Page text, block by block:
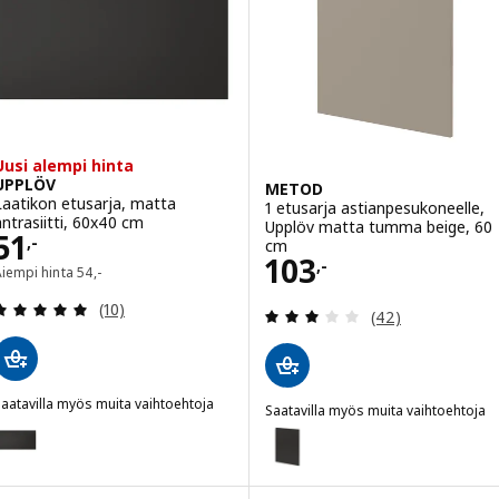
alempi hinta
etusarja, matta
60x40 cm
,- 51,-
hinta 54,-
Aiempi hinta 54,-
Arvio: 4.9 / 5 tähteä. Arvostelut yhteensä:
(10)
myös muita vaihtoehtoja
UPPLÖV, Laatikon etusarja, matta antrasiitti, 80x40 cm
UPPLÖV, Laatikon etusarja, matta antrasiitti, 60x20 cm
METOD
1 etusarja astianpesukoneelle,
Upplöv matta tumma beige, 60
cm
103,-
Hinta 103,-
Arvio: 2.9 / 5
(42)
Saatavilla myös muita vaihtoehtoja
METOD
Vaihtoehto: METOD, 1
Vaihtoehto: METOD, 1 etusarja